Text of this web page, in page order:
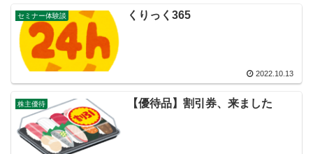
セミナー体験談 くりっく365
2022.10.13
株主優待 【優待品】割引券、来ました